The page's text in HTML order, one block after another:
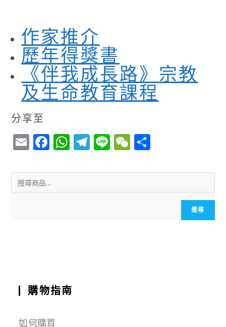
作家推介
歷年得獎書
《伴我成長路》宗教
及生命教育課程
分享至
E
ai
l
F
c
e
W
a
ts
T
e
g
Li
e
W
C
h
a
r
搜尋
購物指南
如何購買